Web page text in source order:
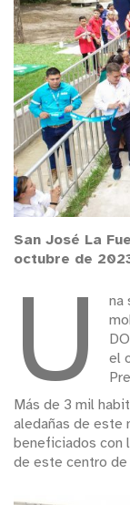
San José La
octubre de
U
na
el
Más de 3 mil
aledañas de este
beneficiados con
de este centro de